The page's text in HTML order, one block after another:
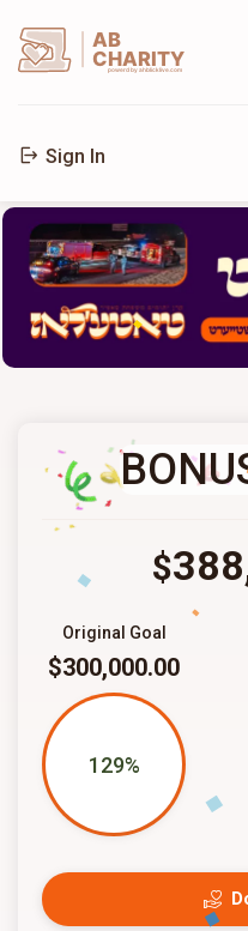
AB
CHARITY
powerd by ahblicklive.com
Sign In
$
Original Goal
$300,000.00
129%